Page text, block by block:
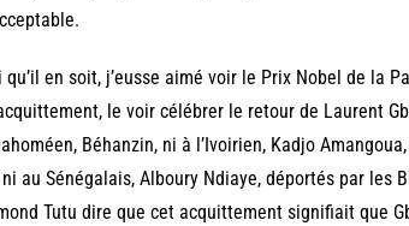
qu’il en soit, j’eusse aimé voir le Prix Nobel de la
le voir célébrer le retour de Laurent
Béhanzin, ni à l’Ivoirien, Kadjo
au Sénégalais, Alboury Ndiaye, déportés par les
Tutu dire que cet acquittement signifiait que